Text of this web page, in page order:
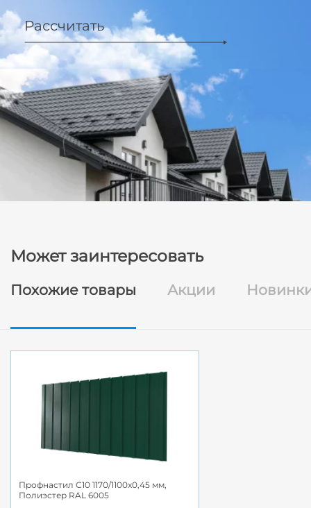
Рассчитать
Может заинтересовать
Похожие товары Акции
Профнастил С10 1170/1100x0,45 мм,
Полиэстер RAL 6005